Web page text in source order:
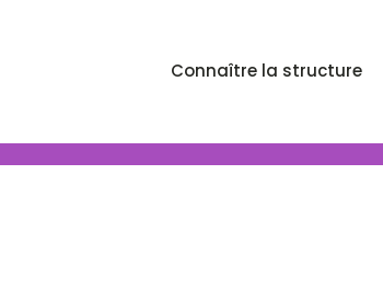
Connaître la structure